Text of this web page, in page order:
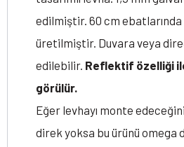
edilmiştir. 60 cm
üretilmiştir. Duvara veya
edilebilir. Reflektif özelliği
görülür.
Eğer levhayı monte
direk yoksa bu ürünü omega